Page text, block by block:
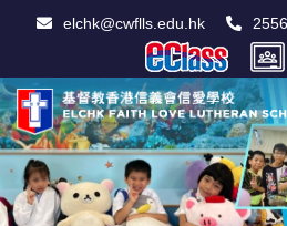
elchk@cwflls.edu.hk